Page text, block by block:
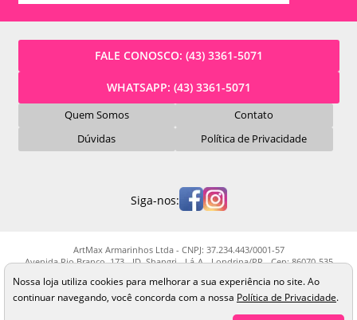
FALE CONOSCO: (43) 3361-5071
WHATSAPP: (43) 3361-5071
Quem Somos
Contato
Dúvidas
Política de Privacidade
Siga-nos:
ArtMax Armarinhos Ltda - CNPJ: 37.234.443/0001-57
Avenida Rio Branco, 173 - JD. Shangri - Lá-A - Londrina/PR - Cep: 86070-535
neste site não valem necessariamente para nossa loja física e podem sofrer
alterações sem prévia notificação. Imagens meramente ilustrativas. Pedidos
Nossa loja utiliza cookies para melhorar a sua experiência no site. Ao
continuar navegando, você concorda com a nossa Política de Privacidade.